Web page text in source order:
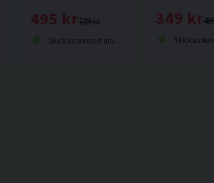
739 kr
495 kr
Skickas normalt inom 2-5 dagar
349 kr
Skickas normalt